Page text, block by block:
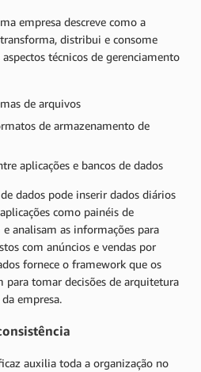
empresa descreve como a
distribui e consome
técnicos de gerenciamento
de arquivos
de armazenamento de
aplicações e bancos de dados
dados pode inserir dados diários
como painéis de
analisam as informações para
com anúncios e vendas por
fornece o framework que os
para tomar decisões de arquitetura
empresa.
auxilia toda a organização no